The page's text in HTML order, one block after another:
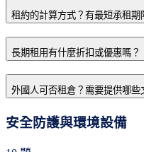
租約的計算方式？有最短承租期
長期租用有什麼折扣或優惠嗎？
外國人可否租倉？需要提供哪些
安全防護與環境設備